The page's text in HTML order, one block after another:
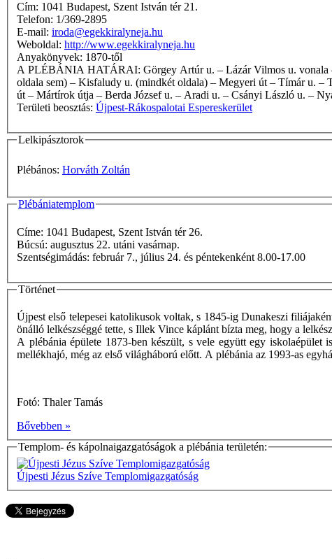
Cím: 1041 Budapest, Szent István tér 21.
Telefon: 1/369-2895
E-mail: iroda@egekkiralyneja.hu
Weboldal: http://www.egekkiralyneja.hu
Anyakönyvek: 1870-től
A PLÉBÁNIA HATÁRAI: Görgey Artúr u. – Lázár Vilmos u. vonala – Lázár Vilmos u. – Nádor u. – Türr István u. – Mildenberg u. – Baross u. – Kisfaludy u. (mindkét oldala) – Labdarúgó u. (egyik
oldala sem) – Kisfaludy u. (mindkét oldala) – Megyeri út – Tímár u. –
út – Mártírok útja – Berda József u. – Aradi u. – Csányi László u. –
Területi beosztás: Újpest-Rákospalotai Espereskerület
Lelkipásztorok
Plébános: Horváth Zoltán
Plébániatemplom
Címe: 1041 Budapest, Szent István tér 26.
Búcsú: augusztus 22. utáni vasárnap.
Szentségimádás: február 7., július 24. és péntekenként 8.00-17.00
Történet
Újpest első telepesei katolikusok voltak, s 1845-ig Dunakeszi
önálló lelkészséggé tette, s Illek Vince káplánt bízta meg, hogy a
A plébánia épülete 1873-ben készült, s vele együtt egy
mellékhajó, még az első világháború előtt. A plébánia az 1993-as
Fotó: Thaler Tamás
Bővebben »
Templom- és kápolnaigazgatóságok a plébánia területén:
Újpesti Jézus Szíve Templomigazgatóság